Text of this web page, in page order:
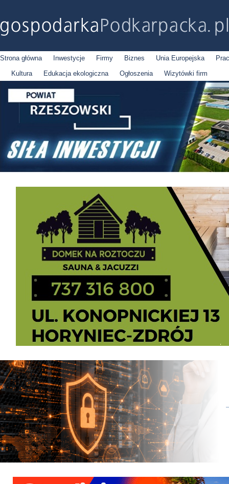
Strona główna Inwestycje Firmy Biznes Unia Europejska
Kultura
Edukacja ekologiczna Ogłoszenia Wizytówki firm